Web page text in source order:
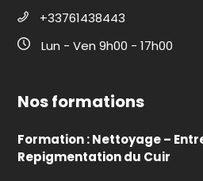
+33761438443
Lun - Ven 9h00 - 17h00
Nos formations
Formation : Nettoyage –
Repigmentation du Cuir